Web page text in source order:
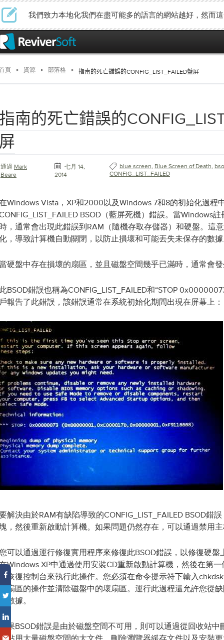
我們致力本地化我們在盡可能多的語言的網站越好，然而
頁 資源 部落格 指南的死亡錯誤的CONFIG_LIST_FAILED藍屏
南的死亡錯誤的
通過 Mark
Beare
七月 14,
2014
blue screen, Blue Screen of Death,
CONFIG_LIST_FAILED
Windows Vista，XP和2000以及Windows 7和8的初始化過程
BSOD（藍屏死機）錯誤。當Windows
，通常會出現此錯誤到RAM（隨機存取存儲器）和硬盤。這
，導致計算機自動關閉，以防止損壞和可能丟失未保存的數
硬盤中存在損壞的扇區，並且磁盤空間幾乎已滿時，通常會
BSOD錯誤也稱為CONFIG_LIST_FAILED和“STOP
報告了此錯誤，該錯誤通常在系統初始化期間出現在屏幕上：
解決由於RAM有缺陷導致的CONFIG_LIST_FAILED BSOD錯
，然後重新啟動計算機。如果問題仍然存在，可以通過禁用
可以通過運行修復實用程序來修復此BSOD錯誤，以修復硬盤
Windows XP中通過使用安裝CD重新啟動計算機，然後在第
恢復控制台來執行此操作。您必須在命令提示符下輸入
扇區的操作並清除磁盤中的壞扇區。運行此過程還允許您從
數據。
果BSOD錯誤是由於磁盤空間不可用，則可以通過從回收站中
佔用大量磁盤空間的大文件，刪除瀏覽器緩存文件以及安裝